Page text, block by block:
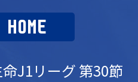
HOME
J1リーグ 第30節